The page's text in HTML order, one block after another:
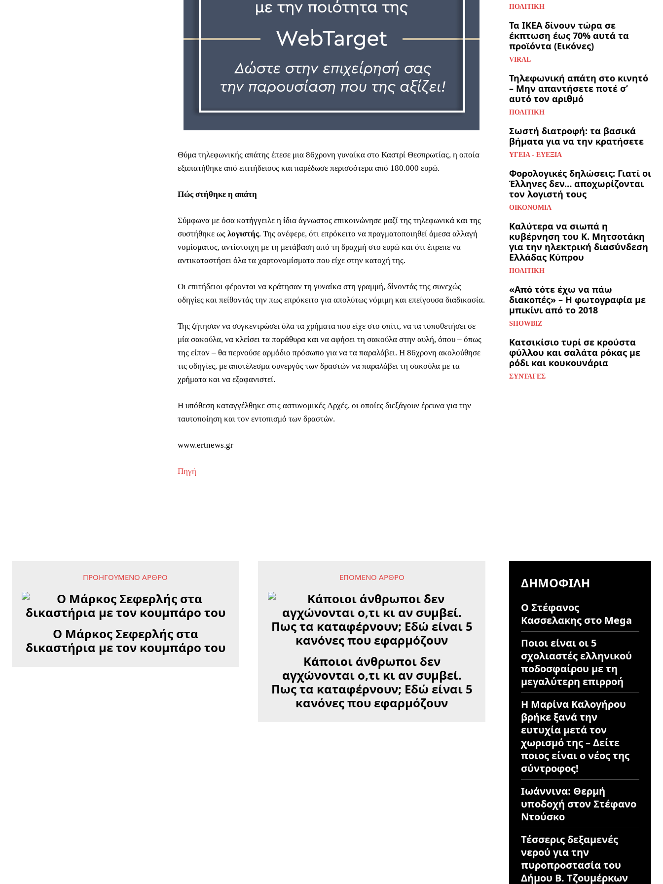
Θύμα τηλεφωνικής απάτης έπεσε μια 86χρονη γυναίκα στο Καστρί Θεσπρωτίας, η οποία
εξαπατήθηκε από επιτήδειους και παρέδωσε περισσότερα από 180.000 ευρώ.
Πώς στήθηκε η απάτη
Σύμφωνα με όσα κατήγγειλε η ίδια άγνωστος επικοινώνησε μαζί της τηλεφωνικά και της
συστήθηκε ως λογιστής. Της ανέφερε, ότι επρόκειτο να πραγματοποιηθεί άμεσα αλλαγή
νομίσματος, αντίστοιχη με τη μετάβαση από τη δραχμή στο ευρώ και ότι έπρεπε να
αντικαταστήσει όλα τα χαρτονομίσματα που είχε στην κατοχή της.
Οι επιτήδειοι φέρονται να κράτησαν τη γυναίκα στη γραμμή, δίνοντάς της συνεχώς
οδηγίες και πείθοντάς την πως επρόκειτο για απολύτως νόμιμη και επείγουσα διαδικασία.
Της ζήτησαν να συγκεντρώσει όλα τα χρήματα που είχε στο σπίτι, να τα τοποθετήσει σε
μία σακούλα, να κλείσει τα παράθυρα και να αφήσει τη σακούλα στην αυλή, όπου – όπως
της είπαν – θα περνούσε αρμόδιο πρόσωπο για να τα παραλάβει. Η 86χρονη ακολούθησε
τις οδηγίες, με αποτέλεσμα συνεργός των δραστών να παραλάβει τη σακούλα με τα
χρήματα και να εξαφανιστεί.
Η υπόθεση καταγγέλθηκε στις αστυνομικές Αρχές, οι οποίες διεξάγουν έρευνα για την
ταυτοποίηση και τον εντοπισμό των δραστών.
www.ertnews.gr
Πηγή
ΠΟΛΙΤΙΚΉ
Τα ΙΚΕΑ δίνουν τώρα σε
έκπτωση έως 70% αυτά τα
προϊόντα (Εικόνες)
VIRAL
Τηλεφωνική απάτη στο κινητό
– Μην απαντήσετε ποτέ σ’
αυτό τον αριθμό
ΠΟΛΙΤΙΚΉ
Σωστή διατροφή: τα βασικά
βήματα για να την κρατήσετε
ΥΓΕΊΑ - ΕΥΕΞΊΑ
Φορολογικές δηλώσεις: Γιατί οι
Έλληνες δεν… αποχωρίζονται
τον λογιστή τους
ΟΙΚΟΝΟΜΊΑ
Καλύτερα να σιωπά η
κυβέρνηση του Κ. Μητσοτάκη
για την ηλεκτρική διασύνδεση
Ελλάδας Κύπρου
ΠΟΛΙΤΙΚΉ
«Από τότε έχω να πάω
διακοπές» – Η φωτογραφία με
μπικίνι από το 2018
SHOWBIZ
Κατσικίσιο τυρί σε κρούστα
φύλλου και σαλάτα ρόκας με
ρόδι και κουκουνάρια
ΣΥΝΤΑΓΈΣ
ΠΡΟΗΓΟΎΜΕΝΟ ΆΡΘΡΟ
Ο Μάρκος Σεφερλής στα
δικαστήρια με τον κουμπάρο του
ΕΠΌΜΕΝΟ ΆΡΘΡΟ
Κάποιοι άνθρωποι δεν
αγχώνονται ο,τι κι αν συμβεί.
Πως τα καταφέρνουν; Εδώ είναι 5
κανόνες που εφαρμόζουν
ΔΗΜΟΦΙΛΉ
Ο Στέφανος
Κασσελακης στο Mega
Ποιοι είναι οι 5
σχολιαστές ελληνικού
ποδοσφαίρου με τη
μεγαλύτερη επιρροή
Η Μαρίνα Καλογήρου
βρήκε ξανά την
ευτυχία μετά τον
χωρισμό της – Δείτε
ποιος είναι ο νέος της
σύντροφος!
Ιωάννινα: Θερμή
υποδοχή στον Στέφανο
Ντούσκο
Τέσσερις δεξαμενές
νερού για την
πυροπροστασία του
Δήμου Β. Τζουμέρκων